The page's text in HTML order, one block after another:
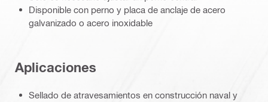
Disponible con perno y placa de anclaje de acero
galvanizado o acero inoxidable
Aplicaciones
Sellado de atravesamientos en construcción naval y